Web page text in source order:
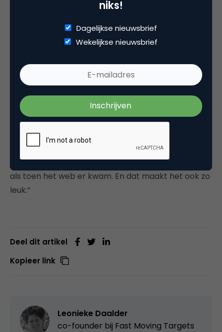
komende jaren.”
ook al hoef je voor Silk geen database te kunnen
bouwen, je moet op dit moment nog steeds kunnen
denken in data en structuren. Voor een leek best
ingewikkeld. Reden om te werken aan een systeem
waarbij dat allemaal niet meer nodig is. “Maar als je
bedenkt wat daarvoor nodig is: het is niet heel
makkelijk. (…) Maar als het er is, dankzij ons of
iemand anders, dan is het net zo’n grote revolutie
als toen het web er kwam. En dat maakt het ook zo
leuk.”
Deel dit artikel
Kopieer link
Leonieke Daalder
co-founder bij Fast Moving Targets
niks!
Dagelijkse nieuwsbrief
Wekelijkse nieuwsbrief